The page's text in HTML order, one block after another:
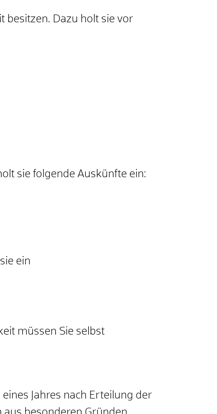
besitzen. Dazu holt sie vor
sie folgende Auskünfte ein:
ein
müssen Sie selbst
Jahres nach Erteilung der